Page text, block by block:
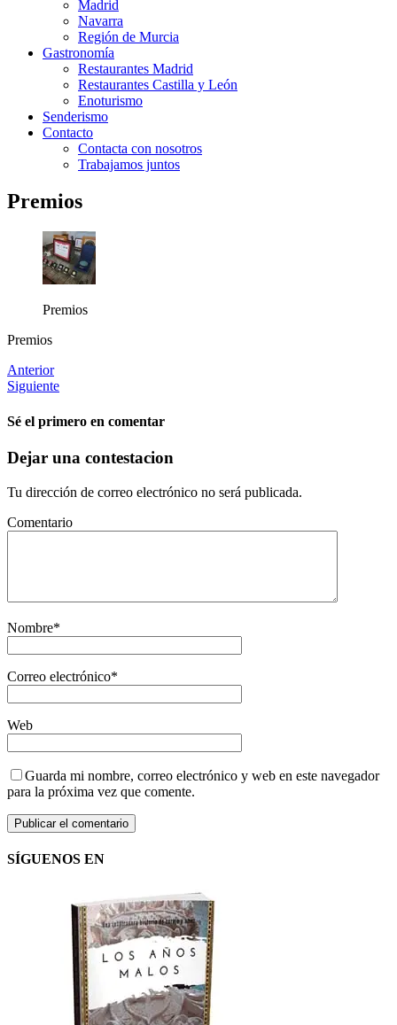
Madrid
Navarra
Región de Murcia
Gastronomía
Restaurantes Madrid
Restaurantes Castilla y León
Enoturismo
Senderismo
Contacto
Contacta con nosotros
Trabajamos juntos
Premios
Premios
Premios
Anterior
Siguiente
Sé el primero en comentar
Dejar una contestacion
Tu dirección de correo electrónico no será publicada.
Comentario
Nombre*
Correo electrónico*
Web
Guarda mi nombre, correo electrónico y web en este navegador
para la próxima vez que comente.
SÍGUENOS EN